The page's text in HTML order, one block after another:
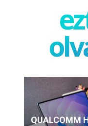
QUALCOMM